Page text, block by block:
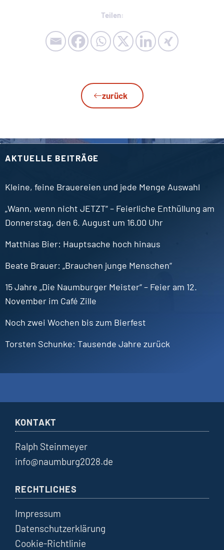
Teilen:
zurück
AKTUELLE BEITRÄGE
Kleine, feine Brauereien und jede Menge Auswahl
„Wann, wenn nicht JETZT“ – Feierliche Enthüllung am
Donnerstag, den 6. August um 16.00 Uhr
Matthias Bier Hauptsache hoch hinaus
Beate Brauer „Brauchen junge Menschen“
15 Jahre „Die Naumburger Meister“ – Feier am 12.
November im Café Zille
Noch zwei Wochen bis zum Bierfest
Torsten Schunke Tausende Jahre zurück
KONTAKT
Ralph Steinmeyer
info@naumburg2028.de
RECHTLICHES
Impressum
Datenschutzerklärung
Cookie-Richtlinie